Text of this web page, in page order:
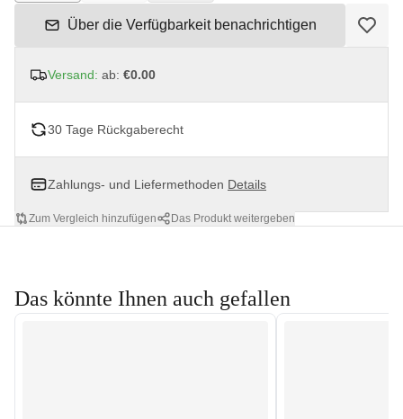
Über die Verfügbarkeit benachrichtigen
Versand: ab: €0.00
30 Tage Rückgaberecht
Zahlungs- und Liefermethoden Details
Zum Vergleich hinzufügen Das Produkt weitergeben
Das könnte Ihnen auch gefallen